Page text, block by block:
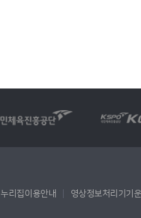
누리집이용안내 영상정보처리기기